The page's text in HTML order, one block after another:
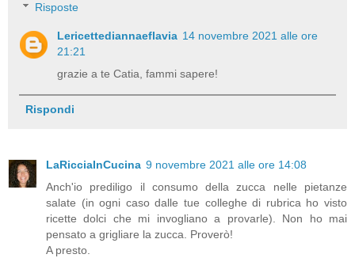
Risposte
Lericettediannaeflavia 14 novembre 2021 alle ore
21:21
grazie a te Catia, fammi sapere!
Rispondi
LaRicciaInCucina 9 novembre 2021 alle ore 14:08
Anch'io prediligo il consumo della zucca nelle pietanze
salate (in ogni caso dalle tue colleghe di rubrica ho visto
ricette dolci che mi invogliano a provarle). Non ho mai
pensato a grigliare la zucca. Proverò!
A presto.